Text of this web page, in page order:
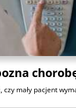
mały pacjent